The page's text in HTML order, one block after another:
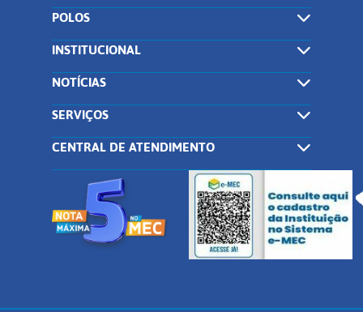
POLOS
INSTITUCIONAL
NOTÍCIAS
SERVIÇOS
CENTRAL DE ATENDIMENTO